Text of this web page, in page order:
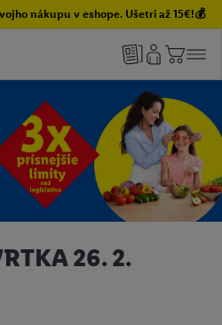
nákupu v eshope. Ušetri až 15€!💰
26. 2.